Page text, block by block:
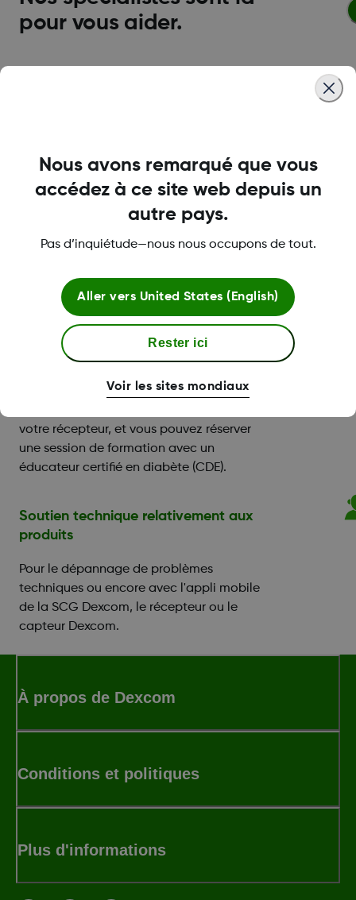
pour vous aider.
la possibilité de s'inscrire pour parler à nos
spécialistes en assurance.
Aide financière
pour le paiement de la quote-part peuvent
bénéficier du programme de soutien au
paiement Dexcom G7.
votre récepteur, et vous pouvez réserver
une session de formation avec un
éducateur certifié en diabète (CDE).
Soutien technique relativement aux
produits
Pour le dépannage de problèmes
techniques ou encore avec l'appli mobile
de la SCG Dexcom, le récepteur ou le
capteur Dexcom.
À propos de Dexcom
Conditions et politiques
Plus d'informations
Nous avons remarqué que vous
accédez à ce site web depuis un
autre pays.
Pas d’inquiétude—nous nous occupons de tout.
Aller vers United States (English)
Rester ici
Voir les sites mondiaux